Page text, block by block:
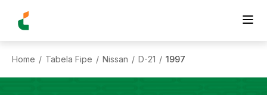
Home / Tabela Fipe / Nissan / D-21 / 1997